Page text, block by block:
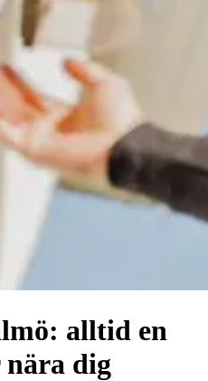
alltid en
dig